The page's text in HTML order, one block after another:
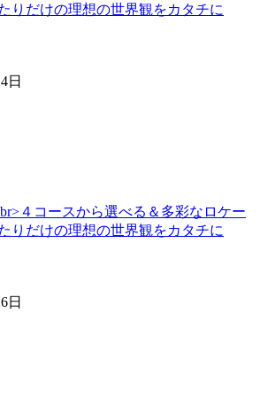
りだけの理想の世界観をカタチに
日
４コースから選べる＆多彩なロケー
りだけの理想の世界観をカタチに
日